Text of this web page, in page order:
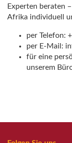
Experten beraten
Afrika individuell
per Telefon:
per E‑Mail:
für eine
unserem